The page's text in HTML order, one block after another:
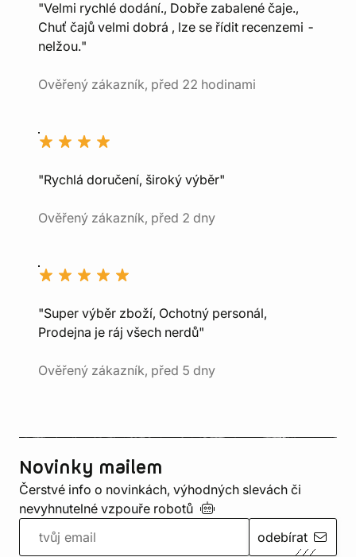
"Velmi rychlé dodání., Dobře zabalené čaje.,
Chuť čajů velmi dobrá , lze se řídit recenzemi -
nelžou."
Ověřený zákazník, před 22 hodinami
"Rychlá doručení, široký výběr"
Ověřený zákazník, před 2 dny
"Super výběr zboží, Ochotný personál,
Prodejna je ráj všech nerdů"
Ověřený zákazník, před 5 dny
Novinky mailem
Čerstvé info o novinkách, výhodných slevách či
nevyhnutelné vzpouře robotů
odebírat